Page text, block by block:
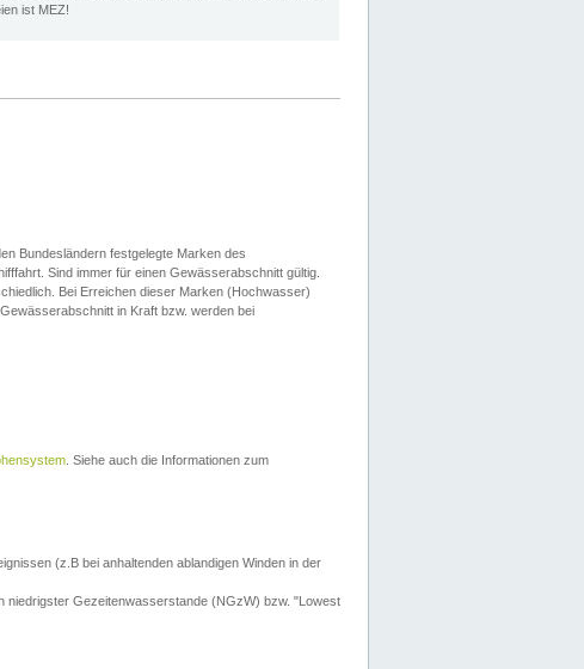
ist MEZ!
Bundesländern festgelegte Marken des
Sind immer für einen Gewässerabschnitt gültig.
Bei Erreichen dieser Marken (Hochwasser)
in Kraft bzw. werden bei
. Siehe auch die Informationen zum
(z.B bei anhaltenden ablandigen Winden in der
niedrigster Gezeitenwasserstande (NGzW) bzw. "Lowest